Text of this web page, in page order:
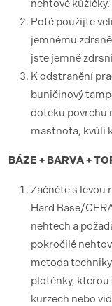
nehtové kůžičky.
Poté použijte
jemnému
jste jemně
K odstranění
buničinový
doteku povrchu
mastnota, kvůli
BÁZE + BARVA +
Začněte s levou
Hard Base/
nehtech a
pokročilé
metoda
ploténky, kterou
kurzech nebo